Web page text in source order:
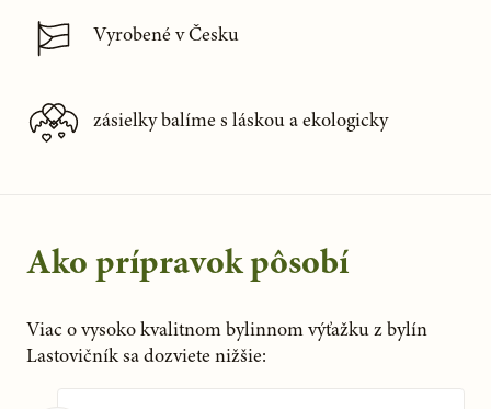
Vyrobené v Česku
zásielky balíme s láskou a ekologicky
Ako prípravok pôsobí
Viac o vysoko kvalitnom bylinnom výťažku z bylín
Lastovičník sa dozviete nižšie: